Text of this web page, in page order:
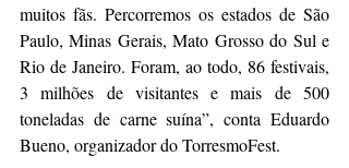
muitos fãs. Percorremos os estados de São
Paulo, Minas Gerais, Mato Grosso do Sul e
Rio de Janeiro. Foram, ao todo, 86 festivais,
3 milhões de visitantes e mais de 500
toneladas de carne suína”, conta Eduardo
Bueno, organizador do TorresmoFest.